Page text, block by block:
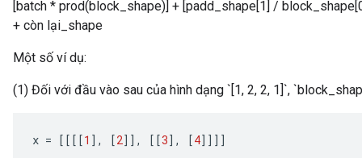
[batch * prod(block_shape)] + [padd_shape[1] /
+ còn lại_shape
Một số ví dụ:
(1) Đối với đầu vào sau của hình dạng `[1, 2, 2, 1]`,
x = [[[[1 ] , [2]] , [[3] , [4]]]]